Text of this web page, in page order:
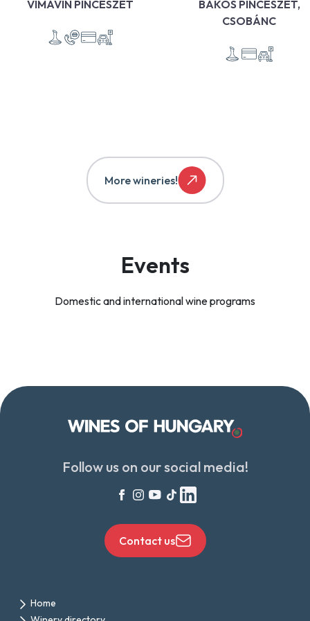
VIMAVIN PINCÉSZET
BAKOS PINCÉSZET,
CSOBÁNC
More wineries!
Events
Domestic and international wine programs
Follow us on our social media!
Contact us
Home